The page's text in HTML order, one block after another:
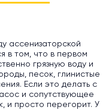
ассенизаторской
в том, что в первом
грязную воду и
песок, глинистые
Если это делать с
и сопутствующее
и просто перегорит. У